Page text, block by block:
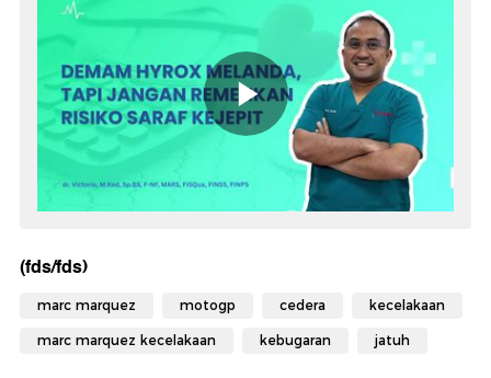
(fds/fds)
marc marquez motogp cedera kecelakaan
marc marquez kecelakaan kebugaran jatuh